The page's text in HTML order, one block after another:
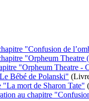
"Confusion de
"Orpheum Theatre
"Orpheum Theatre -
Bébé de Polanski"
"La mort de Sharon Tate"
au chapitre